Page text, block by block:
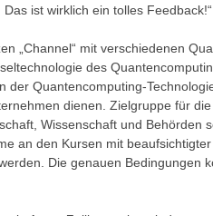
ist wirklich ein tolles Feedback!“
„Channel“ mit verschiedenen
des
der Quantencomputing-
dienen. Zielgruppe für
Wissenschaft und Behörden
an den Kursen mit
Die genauen Bedingungen